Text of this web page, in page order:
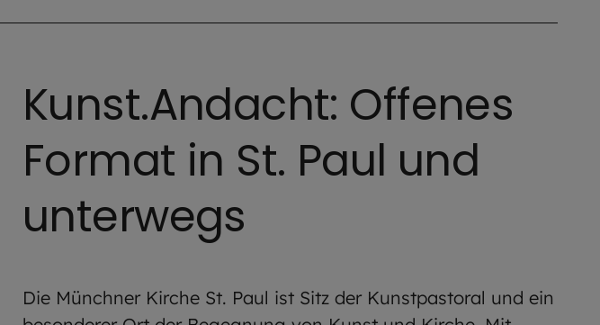
Kunst.Andacht: Offenes
Format in St. Paul und
unterwegs
Die Münchner Kirche St. Paul ist Sitz der Kunstpastoral und ein